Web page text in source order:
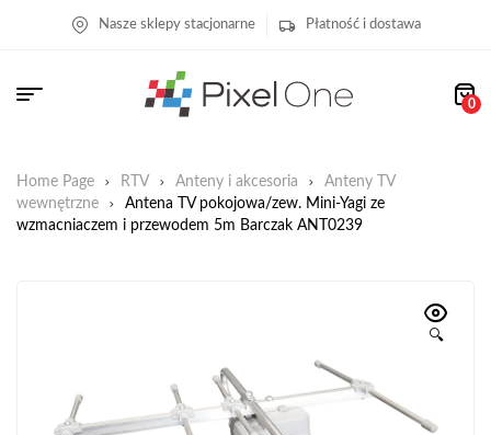
Nasze sklepy stacjonarne Płatność i dostawa
0
Home Page RTV Anteny i akcesoria
Anteny TV
wewnętrzne
Antena TV pokojowa/zew. Mini-Yagi ze
wzmacniaczem i przewodem 5m Barczak ANT0239
🔍